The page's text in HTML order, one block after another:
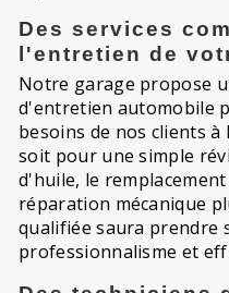
Des services
l'entretien de
Notre garage propose
d'entretien automobile
besoins de nos clients
soit pour une simple
d'huile, le
réparation mécanique
qualifiée saura prendre
professionnalisme et